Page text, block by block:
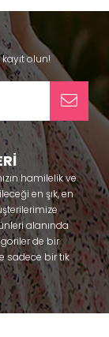
olun!
hamilelik ve
en şık, en
alanında
de bir
sadece bir tık
sonrası
huzur içinde